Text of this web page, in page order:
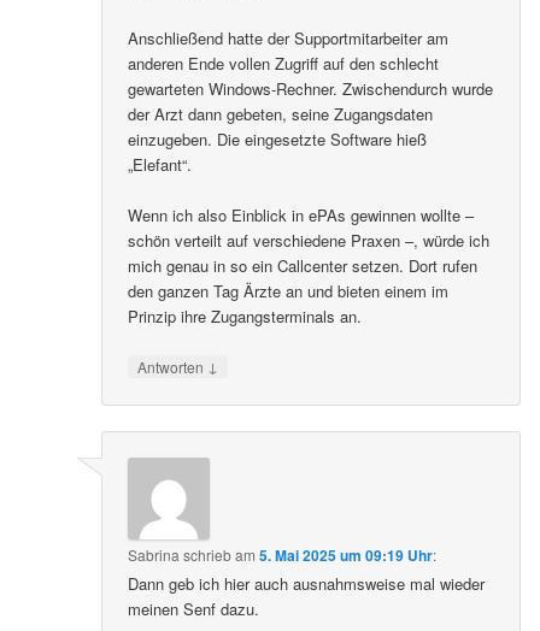
Anschließend hatte der Supportmitarbeiter am
anderen Ende vollen Zugriff auf den schlecht
gewarteten Windows-Rechner. Zwischendurch wurde
der Arzt dann gebeten, seine Zugangsdaten
einzugeben. Die eingesetzte Software hieß
„Elefant“.
Wenn ich also Einblick in ePAs gewinnen wollte –
schön verteilt auf verschiedene Praxen –, würde ich
mich genau in so ein Callcenter setzen. Dort rufen
den ganzen Tag Ärzte an und bieten einem im
Prinzip ihre Zugangsterminals an.
Antworten ↓
Sabrinaschriebam5. Mai 2025 um 09:19 Uhr:
Dann geb ich hier auch ausnahmsweise mal wieder
meinen Senf dazu.